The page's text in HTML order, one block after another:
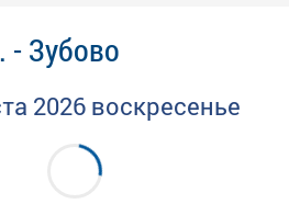
- Зубово
2026 воскресенье